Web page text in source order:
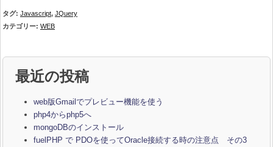
タグ: Javascript, JQuery
カテゴリー: WEB
最近の投稿
web版Gmailでプレビュー機能を使う
php4からphp5へ
mongoDBのインストール
fuelPHP で PDOを使ってOracle接続する時の注意点 その3